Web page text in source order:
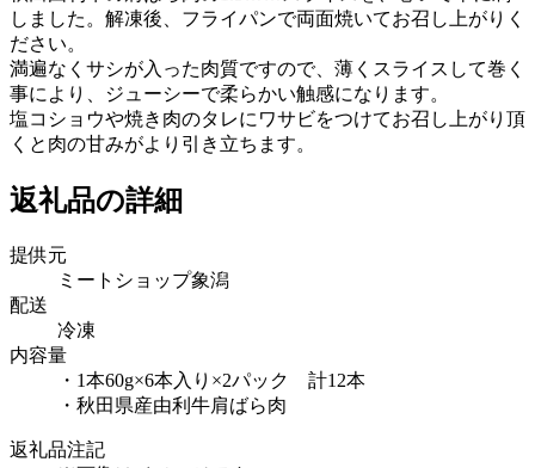
しました。解凍後、フライパンで両面焼いてお召し上がりく
ださい。
満遍なくサシが入った肉質ですので、薄くスライスして巻く
事により、ジューシーで柔らかい触感になります。
塩コショウや焼き肉のタレにワサビをつけてお召し上がり頂
くと肉の甘みがより引き立ちます。
返礼品の詳細
提供元
ミートショップ象潟
配送
冷凍
内容量
・1本60g×6本入り×2パック 計12本
・秋田県産由利牛肩ばら肉
返礼品注記